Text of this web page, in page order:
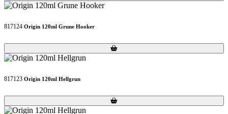
817124 Origin 120ml Grune Hooker
Loading...
Loading...
817123 Origin 120ml Hellgrun
Loading...
Loading...